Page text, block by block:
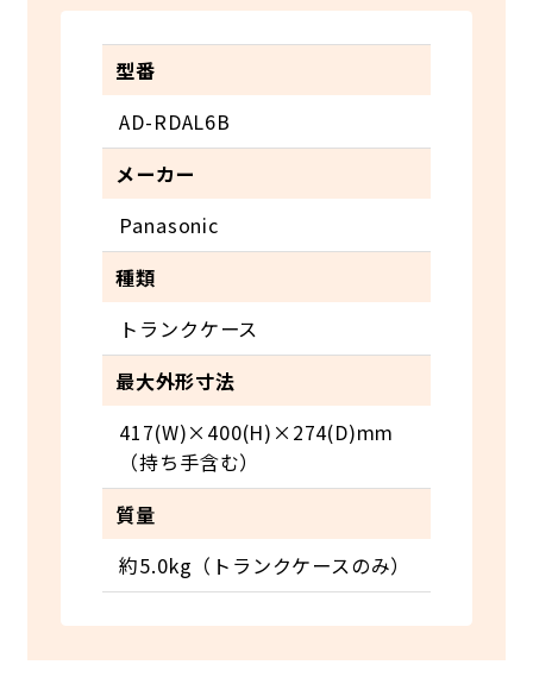
型番
AD-RDAL6B
メーカー
Panasonic
種類
トランクケース
最大外形寸法
417(W)×400(H)×274(D)mm
（持ち手含む）
質量
約5.0kg（トランクケースのみ）